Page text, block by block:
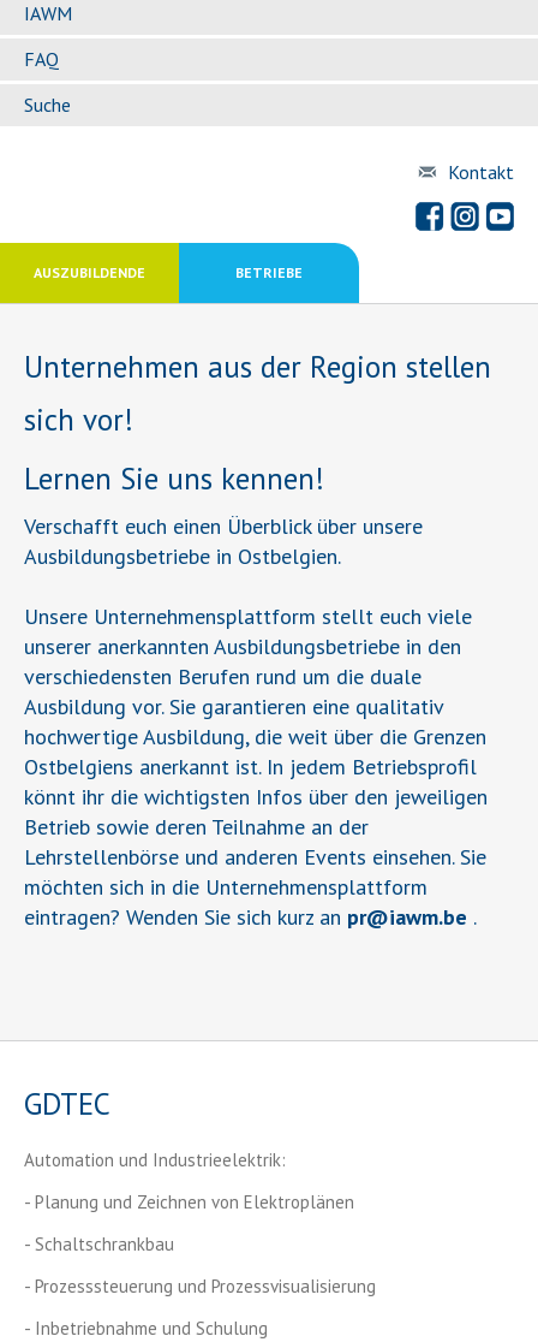
IAWM
FAQ
Suche
Kontakt
AUSZUBILDENDE BETRIEBE
Unternehmen aus der Region stellen
sich vor!
Lernen Sie uns kennen!
Verschafft euch einen Überblick über unsere
Ausbildungsbetriebe in Ostbelgien.
Unsere Unternehmensplattform stellt euch viele
unserer anerkannten Ausbildungsbetriebe in den
verschiedensten Berufen rund um die duale
Ausbildung vor. Sie garantieren eine qualitativ
hochwertige Ausbildung, die weit über die Grenzen
Ostbelgiens anerkannt ist. In jedem Betriebsprofil
könnt ihr die wichtigsten Infos über den jeweiligen
Betrieb sowie deren Teilnahme an der
Lehrstellenbörse und anderen Events einsehen. Sie
möchten sich in die Unternehmensplattform
eintragen? Wenden Sie sich kurz an pr@iawm.be .
GDTEC
Automation und Industrieelektrik:
- Planung und Zeichnen von Elektroplänen
- Schaltschrankbau
- Prozesssteuerung und Prozessvisualisierung
- Inbetriebnahme und Schulung